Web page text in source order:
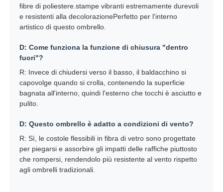
fibre di poliestere.stampe vibranti estremamente durevoli
e resistenti alla decolorazionePerfetto per l'interno
artistico di questo ombrello.
D: Come funziona la funzione di chiusura "dentro
fuori"?
R: Invece di chiudersi verso il basso, il baldacchino si
capovolge quando si crolla, contenendo la superficie
bagnata all'interno, quindi l'esterno che tocchi è asciutto e
pulito.
D: Questo ombrello è adatto a condizioni di vento?
R: Sì, le costole flessibili in fibra di vetro sono progettate
per piegarsi e assorbire gli impatti delle raffiche piuttosto
che rompersi, rendendolo più resistente al vento rispetto
agli ombrelli tradizionali.